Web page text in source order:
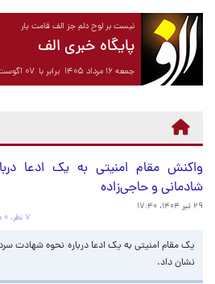
نیست بر لوح دلم جز الف قامت یار
پایگاه خبری الف
جمعه ۱۶ مرداد ۱۴۰۵ برابر با ۰۷ آگوست ۲۰۲۶
واکنش مقام امنیتی به یک ادعا
شادمانی و حاجی‌زاده
۲۹ تیر ۱۴۰۴، ۱۷:۴۰
۷ نظر، ۰ در صف انتشار و ۹ تکراری یا غیرقابل انتشار
یک مقام امنیتی به یک ادعا درباره نحوه شهادت
نشان داد.